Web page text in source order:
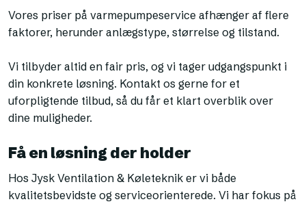
Vores priser på varmepumpeservice afhænger af flere
faktorer, herunder anlægstype, størrelse og tilstand.
Vi tilbyder altid en fair pris, og vi tager udgangspunkt i
din konkrete løsning. Kontakt os gerne for et
uforpligtende tilbud, så du får et klart overblik over
dine muligheder.
Få en løsning der holder
Hos Jysk Ventilation & Køleteknik er vi både
kvalitetsbevidste og serviceorienterede. Vi har fokus på